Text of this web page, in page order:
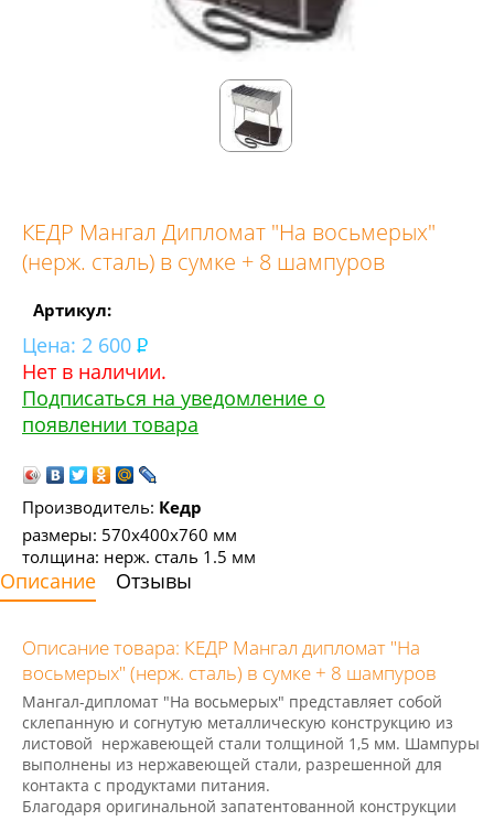
КЕДР Мангал Дипломат "На восьмерых"
(нерж. сталь) в сумке + 8 шампуров
Артикул:
Цена: 2 600
Нет в наличии.
Подписаться на уведомление о
появлении товара
Производитель: Кедр
размеры: 570x400x760 мм
толщина: нерж. сталь 1.5 мм
Описание Отзывы
Описание товара: КЕДР Мангал дипломат "На
восьмерых" (нерж. сталь) в сумке + 8 шампуров
Мангал-дипломат "На восьмерых" представляет собой
склепанную и согнутую металлическую конструкцию из
листовой нержавеющей стали толщиной 1,5 мм. Шампуры
выполнены из нержавеющей стали, разрешенной для
контакта с продуктами питания.
Благодаря оригинальной запатентованной конструкции